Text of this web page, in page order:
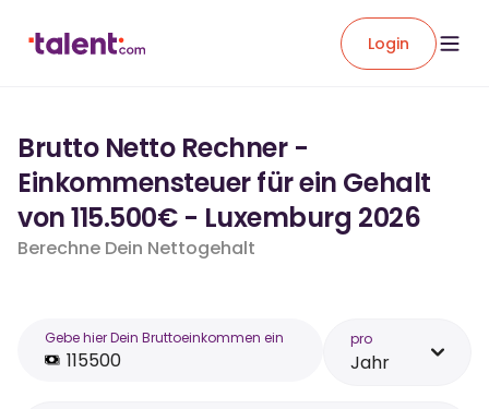
Login
Brutto Netto Rechner -
Einkommensteuer für ein Gehalt
von 115.500€ - Luxemburg 2026
Berechne Dein Nettogehalt
Gebe hier Dein Bruttoeinkommen ein pro
Jahr